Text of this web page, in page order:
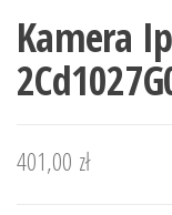
Kamera
401,00 zł